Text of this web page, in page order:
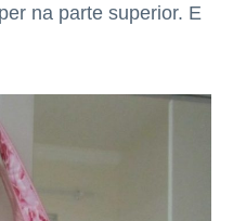
na parte superior. E